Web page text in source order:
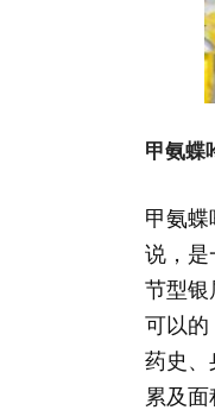
甲氨蝶
甲氨
说，是
节型银
可以的
药史、
累及